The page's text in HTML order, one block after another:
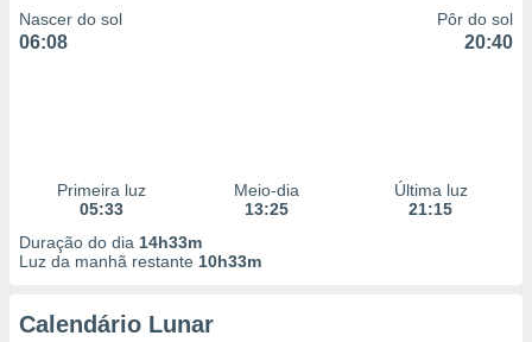
Nascer do sol
06:08
Pôr do sol
20:40
Primeira luz
05:33
Meio-dia
13:25
Última luz
21:15
Duração do dia 14h33m
Luz da manhã restante 10h33m
Calendário Lunar